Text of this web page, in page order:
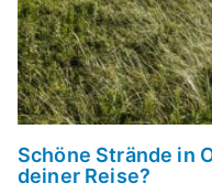
Schöne Strände in
deiner Reise?